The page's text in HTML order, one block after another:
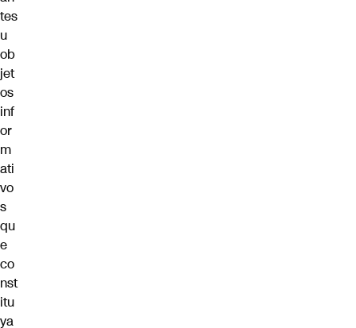
tes
u
ob
jet
os
inf
or
m
ati
vo
s
qu
e
co
nst
itu
ya